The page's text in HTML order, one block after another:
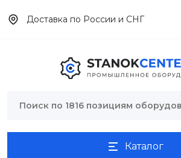
Доставка по России и СНГ
Каталог